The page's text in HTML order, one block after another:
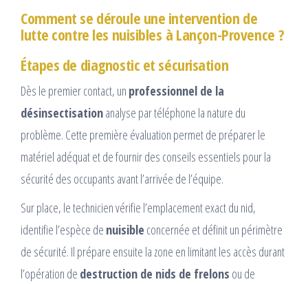
Comment se déroule une intervention de
lutte contre les nuisibles à Lançon-Provence ?
Étapes de diagnostic et sécurisation
Dès le premier contact, un professionnel de la
désinsectisationanalyse par téléphone la nature du
problème. Cette première évaluation permet de préparer le
matériel adéquat et de fournir des conseils essentiels pour la
sécurité des occupants avant l’arrivée de l’équipe.
Sur place, le technicien vérifie l’emplacement exact du nid,
identifie l’espèce de nuisible concernée et définit un périmètre
de sécurité. Il prépare ensuite la zone en limitant les accès durant
l’opération de destruction de nids de frelons ou de